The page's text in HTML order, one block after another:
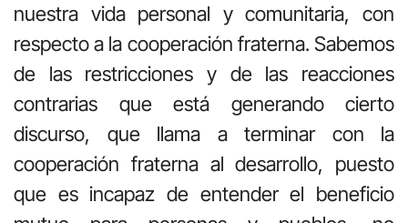
nuestra vida personal y comunitaria, con
respecto a la cooperación fraterna. Sabemos
de las restricciones y de las reacciones
contrarias que está generando cierto
discurso, que llama a terminar con la
cooperación fraterna al desarrollo, puesto
que es incapaz de entender el beneficio